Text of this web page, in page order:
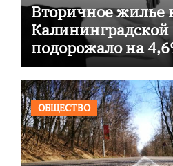
Вторичное жилье
Калининградской
подорожало на
ОБЩЕСТВО